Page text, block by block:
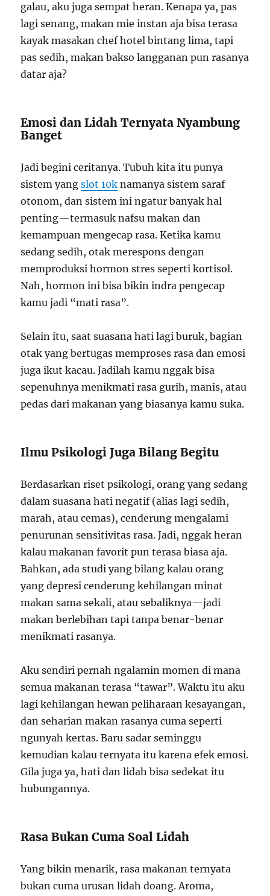
galau, aku juga sempat heran. Kenapa ya, pas
lagi senang, makan mie instan aja bisa terasa
kayak masakan chef hotel bintang lima, tapi
pas sedih, makan bakso langganan pun rasanya
datar aja?
Emosi dan Lidah Ternyata Nyambung
Banget
Jadi begini ceritanya. Tubuh kita itu punya
sistem yangslot 10k namanya sistem saraf
otonom, dan sistem ini ngatur banyak hal
penting—termasuk nafsu makan dan
kemampuan mengecap rasa. Ketika kamu
sedang sedih, otak merespons dengan
memproduksi hormon stres seperti kortisol.
Nah, hormon ini bisa bikin indra pengecap
kamu jadi “mati rasa”.
Selain itu, saat suasana hati lagi buruk, bagian
otak yang bertugas memproses rasa dan emosi
juga ikut kacau. Jadilah kamu nggak bisa
sepenuhnya menikmati rasa gurih, manis, atau
pedas dari makanan yang biasanya kamu suka.
Ilmu Psikologi Juga Bilang Begitu
Berdasarkan riset psikologi, orang yang sedang
dalam suasana hati negatif (alias lagi sedih,
marah, atau cemas), cenderung mengalami
penurunan sensitivitas rasa. Jadi, nggak heran
kalau makanan favorit pun terasa biasa aja.
Bahkan, ada studi yang bilang kalau orang
yang depresi cenderung kehilangan minat
makan sama sekali, atau sebaliknya—jadi
makan berlebihan tapi tanpa benar-benar
menikmati rasanya.
Aku sendiri pernah ngalamin momen di mana
semua makanan terasa “tawar”. Waktu itu aku
lagi kehilangan hewan peliharaan kesayangan,
dan seharian makan rasanya cuma seperti
ngunyah kertas. Baru sadar seminggu
kemudian kalau ternyata itu karena efek emosi.
Gila juga ya, hati dan lidah bisa sedekat itu
hubungannya.
Rasa Bukan Cuma Soal Lidah
Yang bikin menarik, rasa makanan ternyata
bukan cuma urusan lidah doang. Aroma,